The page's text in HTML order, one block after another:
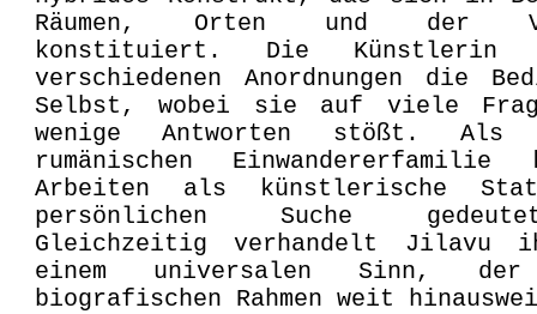
Räumen, Orten und der
konstituiert. Die Künstlerin
verschiedenen Anordnungen die
Selbst, wobei sie auf viele
wenige Antworten stößt. Als
rumänischen
Arbeiten als künstlerische
persönlichen Suche
Gleichzeitig verhandelt Jilavu
einem universalen Sinn,
biografischen Rahmen weit